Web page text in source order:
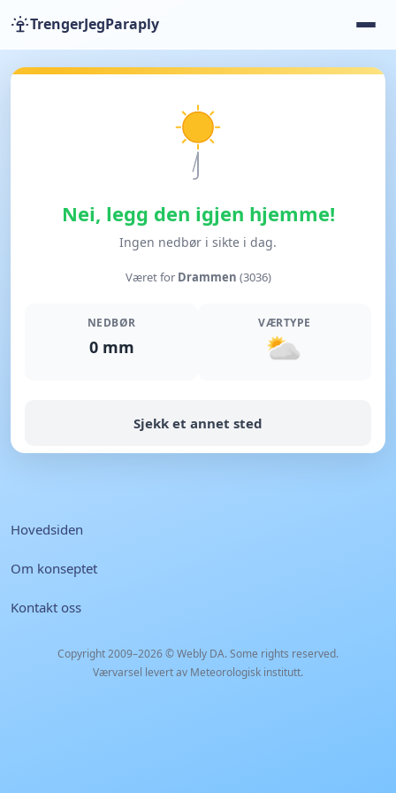
TrengerJegParaply
Nei, legg den igjen hjemme!
Ingen nedbør i sikte i dag.
Været for Drammen (3036)
NEDBØR
0 mm
VÆRTYPE
Sjekk et annet sted
Hovedsiden
Om konseptet
Kontakt oss
Copyright 2009–2026 ©Webly DA. Some rights reserved.
Værvarsel levert av Meteorologisk institutt.